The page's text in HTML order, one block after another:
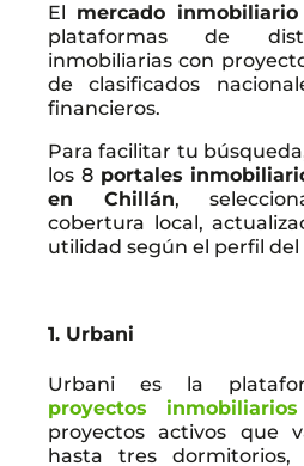
El mercado
plataformas de
inmobiliarias con
de clasificados
financieros.
Para facilitar tu
los 8 portales
en Chillán,
cobertura local,
utilidad según el perfil
1. Urbani
Urbani es la
proyectos
proyectos activos que
hasta tres